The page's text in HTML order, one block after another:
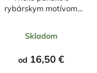
rybárskym motívom
hodnotenie
produktu
je
Skladom
od 16,50 €